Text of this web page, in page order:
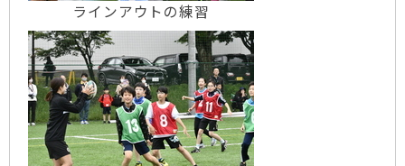
ラインアウトの練習